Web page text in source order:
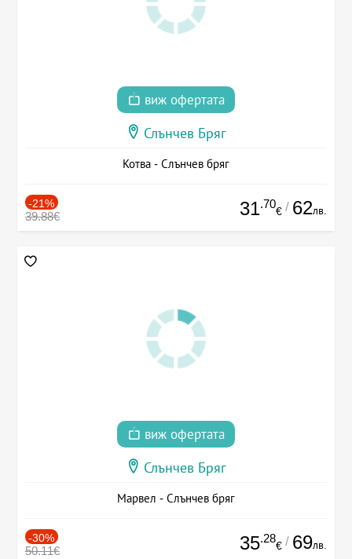
виж офертата
Слънчев Бряг
Котва - Слънчев бряг
-21%
39.88€ 31.70
€ / 62лв.
виж офертата
Слънчев Бряг
Марвел - Слънчев бряг
-30%
50.11€ 35.28
€ / 69лв.